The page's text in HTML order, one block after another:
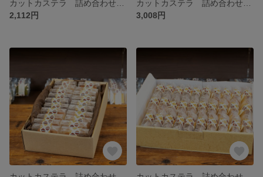
2,112円
3,008円